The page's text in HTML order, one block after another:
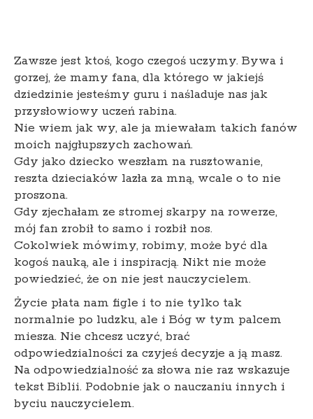
Zawsze jest ktoś, kogo czegoś uczymy. Bywa i
gorzej, że mamy fana, dla którego w jakiejś
dziedzinie jesteśmy guru i naśladuje nas jak
przysłowiowy uczeń rabina.
Nie wiem jak wy, ale ja miewałam takich fanów
moich najgłupszych zachowań.
Gdy jako dziecko weszłam na rusztowanie,
reszta dzieciaków lazła za mną, wcale o to nie
proszona.
Gdy zjechałam ze stromej skarpy na rowerze,
mój fan zrobił to samo i rozbił nos.
Cokolwiek mówimy, robimy, może być dla
kogoś nauką, ale i inspiracją. Nikt nie może
powiedzieć, że on nie jest nauczycielem.
Życie płata nam figle i to nie tylko tak
normalnie po ludzku, ale i Bóg w tym palcem
miesza. Nie chcesz uczyć, brać
odpowiedzialności za czyjeś decyzje a ją masz.
Na odpowiedzialność za słowa nie raz wskazuje
tekst Biblii. Podobnie jak o nauczaniu innych i
byciu nauczycielem.